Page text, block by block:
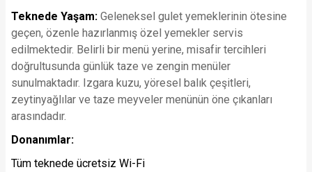
Teknede Yaşam: Geleneksel gulet yemeklerinin ötesine
geçen, özenle hazırlanmış özel yemekler servis
edilmektedir. Belirli bir menü yerine, misafir tercihleri
doğrultusunda günlük taze ve zengin menüler
sunulmaktadır. Izgara kuzu, yöresel balık çeşitleri,
zeytinyağlılar ve taze meyveler menünün öne çıkanları
arasındadır.
Donanımlar:
Tüm teknede ücretsiz Wi-Fi